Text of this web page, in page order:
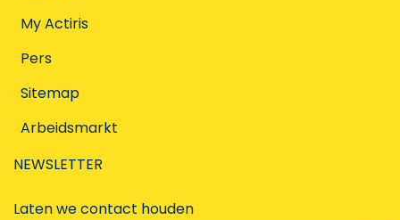
My Actiris
Pers
Sitemap
Arbeidsmarkt
NEWSLETTER
Laten we contact houden